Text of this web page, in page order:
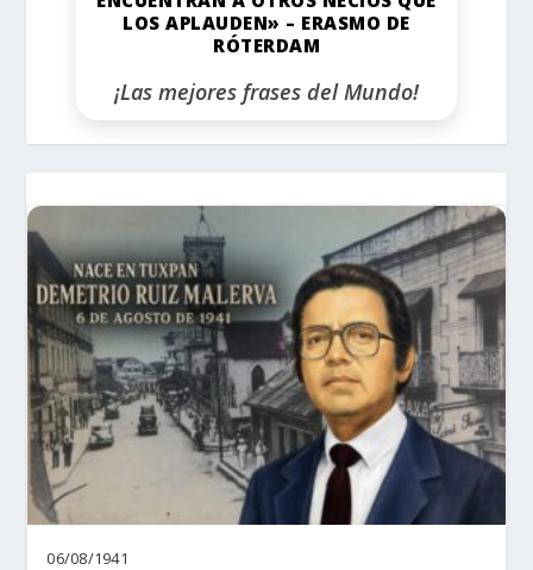
LOS APLAUDEN» – ERASMO DE
RÓTERDAM
¡Las mejores frases del Mundo!
06/08/1941